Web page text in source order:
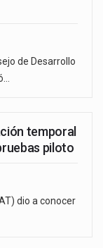
de Desarrollo
temporal
piloto
dio a conocer